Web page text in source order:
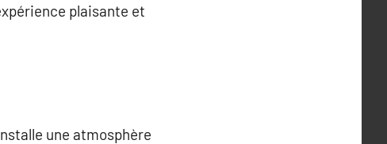
plaisante et
une atmosphère